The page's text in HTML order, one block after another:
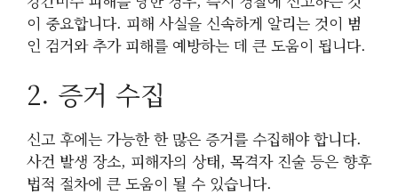
이 중요합니다. 피해 사실을 신속하게 알리는 것이 범
인 검거와 추가 피해를 예방하는 데 큰 도움이 됩니다.
2. 증거 수집
신고 후에는 가능한 한 많은 증거를 수집해야 합니다.
사건 발생 장소, 피해자의 상태, 목격자 진술 등은 향후
법적 절차에 큰 도움이 될 수 있습니다.